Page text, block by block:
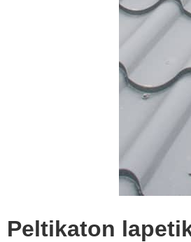
Peltikaton